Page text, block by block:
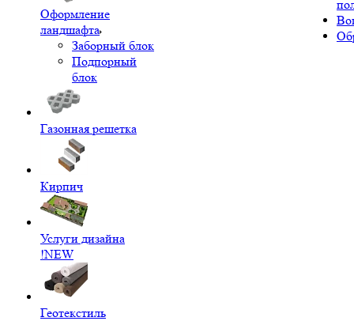
Оформление
ландшафта
Заборный блок
Подпорный
блок
Газонная решетка
Кирпич
Услуги дизайна
!NEW
Геотекстиль